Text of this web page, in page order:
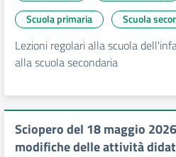
Scuola primaria
Scuola
Lezioni regolari alla scuola
alla scuola secondaria
Sciopero del 18 maggio
modifiche delle attività